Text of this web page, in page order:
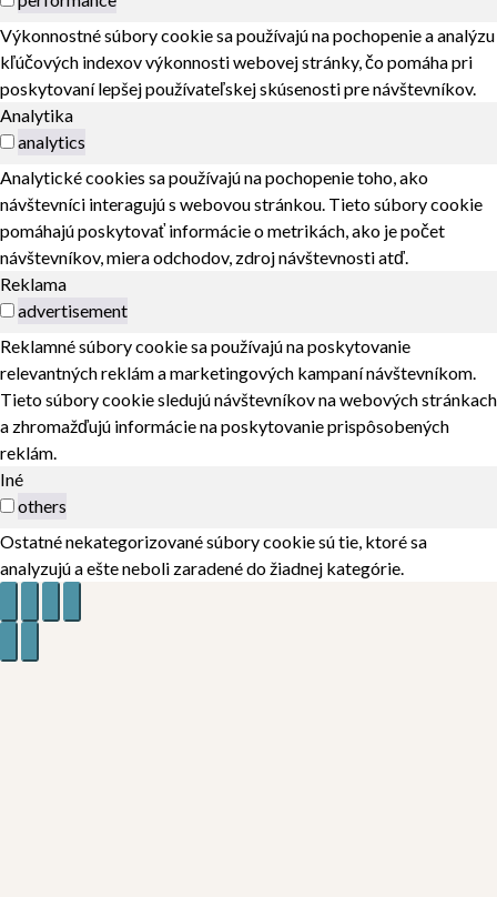
Výkonnostné súbory cookie sa používajú na pochopenie a analýzu
kľúčových indexov výkonnosti webovej stránky, čo pomáha pri
poskytovaní lepšej používateľskej skúsenosti pre návštevníkov.
Analytika
analytics
Analytické cookies sa používajú na pochopenie toho, ako
návštevníci interagujú s webovou stránkou. Tieto súbory cookie
pomáhajú poskytovať informácie o metrikách, ako je počet
návštevníkov, miera odchodov, zdroj návštevnosti atď.
Reklama
advertisement
Reklamné súbory cookie sa používajú na poskytovanie
relevantných reklám a marketingových kampaní návštevníkom.
Tieto súbory cookie sledujú návštevníkov na webových stránkach
a zhromažďujú informácie na poskytovanie prispôsobených
reklám.
Iné
others
Ostatné nekategorizované súbory cookie sú tie, ktoré sa
analyzujú a ešte neboli zaradené do žiadnej kategórie.